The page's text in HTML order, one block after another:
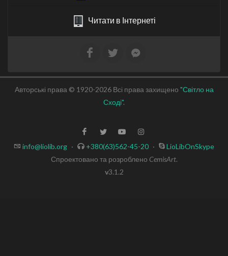
Читати в Інтернеті
Авторські права © 1920-2026 Всі права захищено "Світло на
Сході".
info@liolib.org · +380(63)562-45-20 ·
LioLibOnSkype
Спроектовано та розроблено CemisArt.
v3.1.2